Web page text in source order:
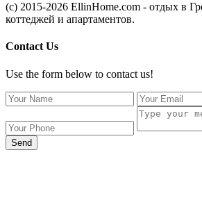
(c) 2015-2026 EllinHome.com - отдых в
коттеджей и апартаментов.
Contact Us
Use the form below to contact us!
Send